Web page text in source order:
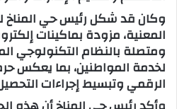
وكان قد شكل رئيس حي المناخ
المعنية، مزودة بماكينات
ومتصلة بالنظام التكنولوجي
لخدمة المواطنين، بما يعكس
الرقمي وتبسيط إجراءات